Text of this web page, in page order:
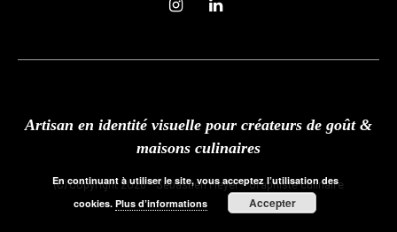
Artisan en identité visuelle pour créateurs de goût &
maisons culinaires
(C) Copyright 2026 - Sébastien Meyer - Graphiste culinaire
En continuant à utiliser le site, vous acceptez l’utilisation des
cookies.Plus d’informations Accepter